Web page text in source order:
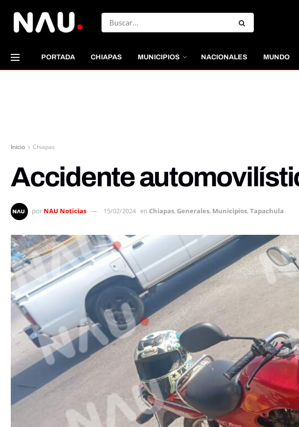
PORTADA CHIAPAS MUNICIPIOS NACIONALES MUNDO
Inicio Chiapas
Accidente
por NAU Noticias 15/02/2024 en Chiapas, Generales, Municipios,Tapachula